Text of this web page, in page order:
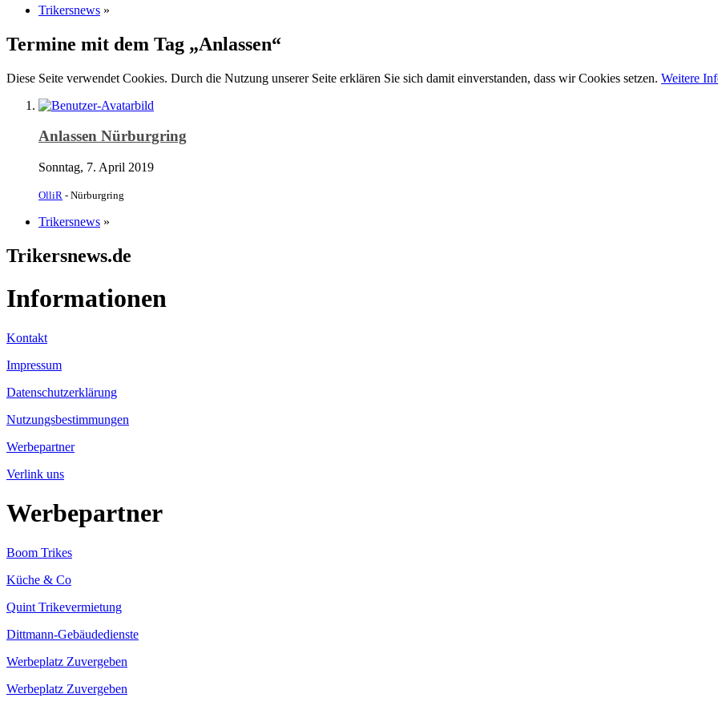
Trikersnews »
Termine mit dem Tag „Anlassen“
Diese Seite verwendet Cookies. Durch die Nutzung unserer Seite erklären Sie sich damit einverstanden, dass wir Cookies setzen. Weitere
Anlassen Nürburgring
Sonntag, 7. April 2019
OlliR - Nürburgring
Trikersnews »
Trikersnews.de
Informationen
Kontakt
Impressum
Datenschutzerklärung
Nutzungsbestimmungen
Werbepartner
Verlink uns
Werbepartner
Boom Trikes
Küche & Co
Quint Trikevermietung
Dittmann-Gebäudedienste
Werbeplatz Zuvergeben
Werbeplatz Zuvergeben